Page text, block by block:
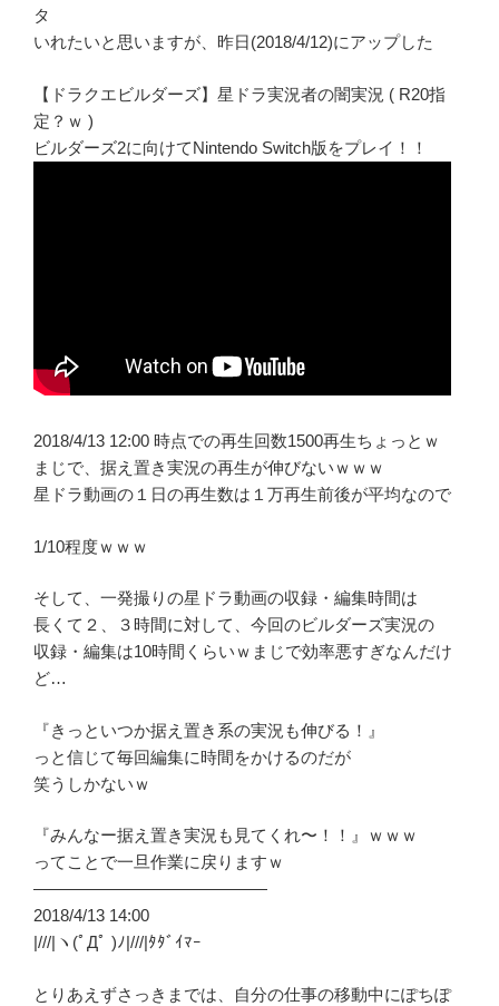
タ
いれたいと思いますが、昨日(2018/4/12)にアップした
【ドラクエビルダーズ】星ドラ実況者の闇実況 ( R20指
定？ｗ )
ビルダーズ2に向けてNintendo Switch版をプレイ！！
2018/4/13 12:00 時点での再生回数1500再生ちょっとｗ
まじで、据え置き実況の再生が伸びないｗｗｗ
星ドラ動画の１日の再生数は１万再生前後が平均なので
1/10程度ｗｗｗ
そして、一発撮りの星ドラ動画の収録・編集時間は
長くて２、３時間に対して、今回のビルダーズ実況の
収録・編集は10時間くらいｗまじで効率悪すぎなんだけ
ど…
『きっといつか据え置き系の実況も伸びる！』
っと信じて毎回編集に時間をかけるのだが
笑うしかないｗ
『みんなー据え置き実況も見てくれ〜！！』ｗｗｗ
ってことで一旦作業に戻りますｗ
——————————————
2018/4/13 14:00
|///|ヽ(ﾟДﾟ )ﾉ|///|ﾀﾀﾞｲﾏｰ
とりあえずさっきまでは、自分の仕事の移動中にぽちぽ